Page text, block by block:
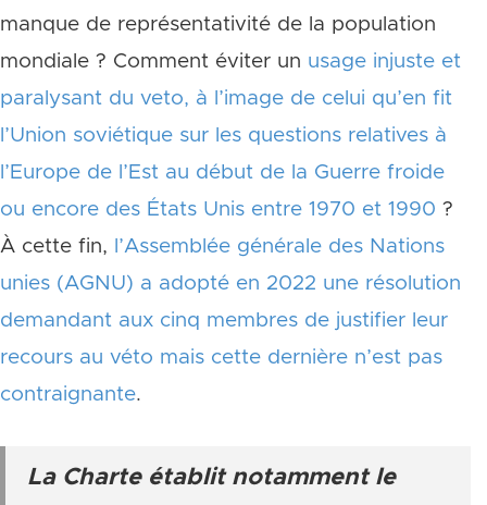
manque de représentativité de la population
mondiale ? Comment éviter un usage injuste et
paralysant du veto, à l’image de celui qu’en fit
l’Union soviétique sur les questions relatives à
l’Europe de l’Est au début de la Guerre froide
ou encore des États Unis entre 1970 et 1990 ?
À cette fin,
l’Assemblée générale des Nations
unies (AGNU) a adopté en 2022 une résolution
demandant aux cinq membres de justifier leur
recours au véto mais cette dernière n’est pas
contraignante.
La Charte établit notamment le